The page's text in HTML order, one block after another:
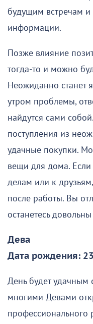
будущим встречам и
информации.
Позже влияние
тогда-то и можно
Неожиданно станет
утром проблемы,
найдутся сами
поступления из
удачные покупки.
вещи для дома.
делам или к
после работы. Вы
останетесь
Дева
Дата рождения:
День будет удачным
многими Девами
профессионального